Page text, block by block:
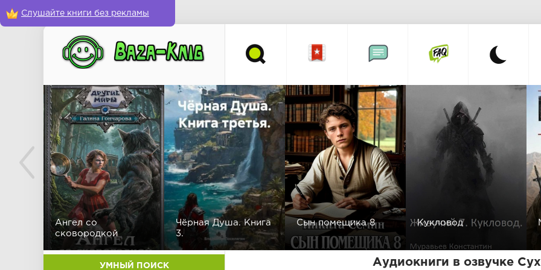
Слушайте книги без рекламы
Ангел со
сковородкой
Чёрная Душа. Книга
3.
Сын помещика 8 Кукловод
УМНЫЙ ПОИСК Аудиокниги в озвучке